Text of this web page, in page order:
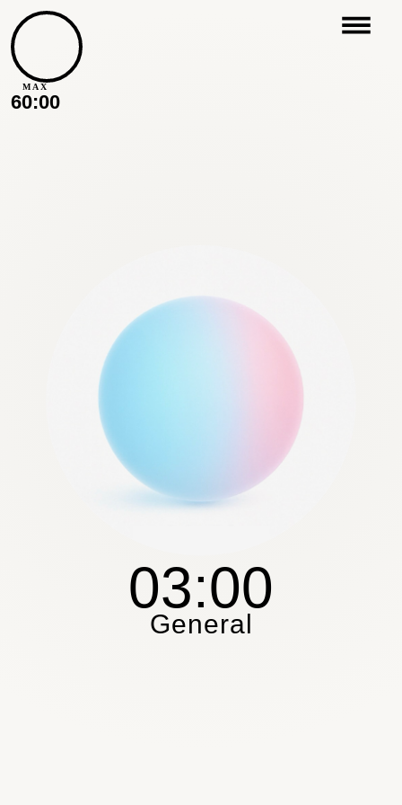
03:00
General
MAX
60:00